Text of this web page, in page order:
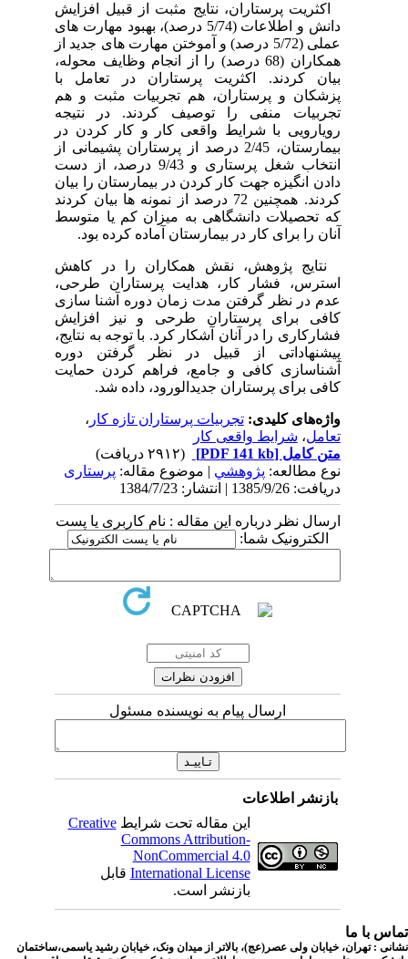
اکثریت پرستاران، نتایج مثبت از قبیل افزایش
دانش و اطلاعات (5/74 درصد)، بهبود مهارت های
عملی (5/72 درصد) و آموختن مهارت های جدید از
همکاران (68 درصد) را از انجام وظایف محوله،
بیان کردند. اکثریت پرستاران در تعامل با
پزشکان و پرستاران، هم تجربیات مثبت و هم
تجربیات منفی را توصیف کردند. در نتیجه
رویارویی با شرایط واقعی کار و کار کردن در
بیمارستان، 2/45 درصد از پرستاران پشیمانی از
انتخاب شغل پرستاری و 9/43 درصد، از دست
دادن انگیزه جهت کار کردن در بیمارستان را بیان
کردند. همچنین 72 درصد از نمونه ها بیان کردند
که تحصیلات دانشگاهی به میزان کم یا متوسط
آنان را برای کار در بیمارستان آماده کرده بود.
نتایج پژوهش، نقش همکاران را در کاهش
استرس، فشار کار، هدایت پرستاران طرحی،
عدم در نظر گرفتن مدت زمان دوره آشنا سازی
کافی برای پرستاران طرحی و نیز افزایش
فشارکاری را در آنان آشکار کرد. با توجه به نتایج،
پیشنهاداتی از قبیل در نظر گرفتن دوره
آشناسازی کافی و جامع، فراهم کردن حمایت
کافی برای پرستاران جدیدالورود، داده شد.
واژه‌های کلیدی:تجربیات پرستاران تازه کار،
تعامل،شرایط واقعی کار
متن کامل[PDF 141 kb]
نوع مطالعه:پژوهشي| موضوع مقاله:پرستاری
دریافت: 1385/9/26 | انتشار: 1384/7/23
ارسال نظر درباره این مقاله : نام کاربری یا پست
الکترونیک شما:
ارسال پیام به نویسنده مسئول
بازنشر اطلاعات
این مقاله تحت شرایطCreative
Commons Attribution-
NonCommercial 4.0
International Licenseقابل
بازنشر است.
با ما
: تهران، خیابان ولی عصر(عج)، بالاتر از میدان ونک، خیابان رشید یاسمی،ساختمان